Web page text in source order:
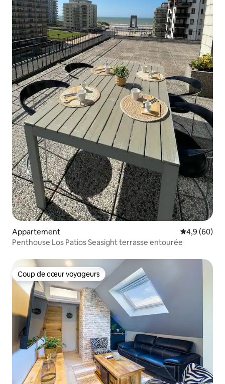
Appartement Évaluation
4,9 (60)
Penthouse Los Patios Seasight terrasse entourée
Coup de cœur voyageurs
Coup de cœur voyageurs